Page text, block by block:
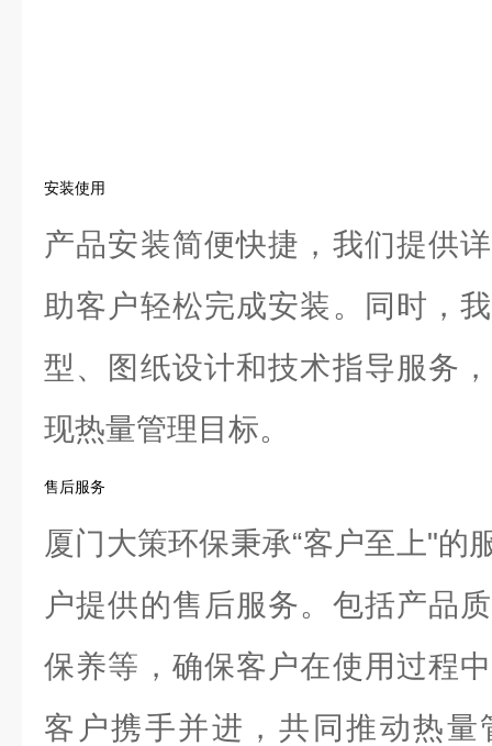
安装使用
产品安装简便快捷，我们提供
助客户轻松完成安装。同时，
型、图纸设计和技术指导服务
现热量管理目标。
售后服务
厦门大策环保秉承“客户至上"的
户提供的售后服务。包括产品
保养等，确保客户在使用过程
客户携手并进，共同推动热